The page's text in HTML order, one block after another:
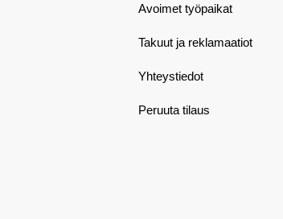
Avoimet työpaikat
Takuut ja reklamaatiot
Yhteystiedot
Peruuta tilaus